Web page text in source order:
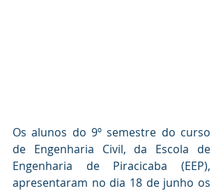
Os alunos do 9º semestre do curso
de Engenharia Civil, da Escola de
Engenharia de Piracicaba (EEP),
apresentaram no dia 18 de junho os